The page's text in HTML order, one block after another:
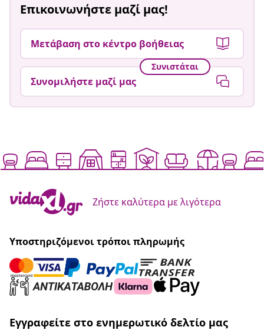
Επικοινωνήστε μαζί μας!
Μετάβαση στο κέντρο βοήθειας
Συνιστάται
Συνομιλήστε μαζί μας
Ζήστε καλύτερα με λιγότερα
Υποστηριζόμενοι τρόποι πληρωμής
Εγγραφείτε στο ενημερωτικό δελτίο μας